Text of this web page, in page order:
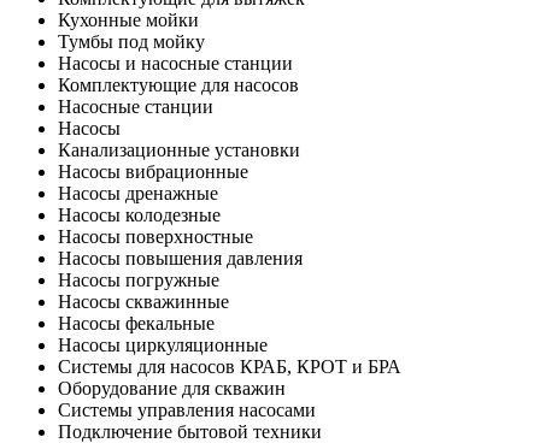
Кухонные мойки
Тумбы под мойку
Насосы и насосные станции
Комплектующие для насосов
Насосные станции
Насосы
Канализационные установки
Насосы вибрационные
Насосы дренажные
Насосы колодезные
Насосы поверхностные
Насосы повышения давления
Насосы погружные
Насосы скважинные
Насосы фекальные
Насосы циркуляционные
Системы для насосов КРАБ, КРОТ и БРА
Оборудование для скважин
Системы управления насосами
Подключение бытовой техники